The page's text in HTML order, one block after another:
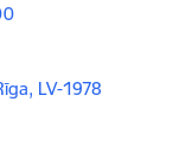
LV-1978